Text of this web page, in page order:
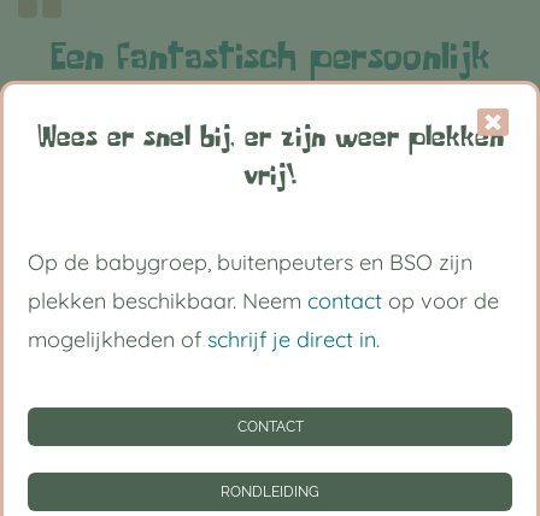
Een fantastisch persoonlijk
bedrijf
Enkele jaren zijn onze 3 jongens met veel
altijd vriendelijk en met humor bejegend. Het
is niet zomaar opvang; er worden diverse
voetballen of andere sportactiviteiten. Ook
wordt er gewerkt aan persoonlijke
ontwikkeling door de kinderen op allerlei
Wees er snel bij, er zijn weer plekken
vrij!
Op de babygroep, buitenpeuters en BSO zijn
plekken beschikbaar. Neem contactop voor de
mogelijkheden of schrijf je direct in.
CONTACT
RONDLEIDING